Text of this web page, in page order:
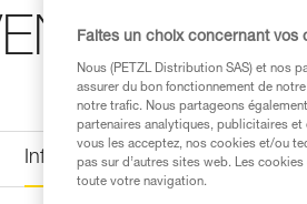
HI-VIZ
Informations techniques
Faites un choix concernant vos
Nous (PETZL Distribution SAS) et nos
assurer du bon fonctionnement de
notre trafic. Nous partageons
partenaires analytiques, publicitaires et
vous les acceptez, nos cookies et/ou
pas sur d’autres sites web. Les
toute votre navigation.